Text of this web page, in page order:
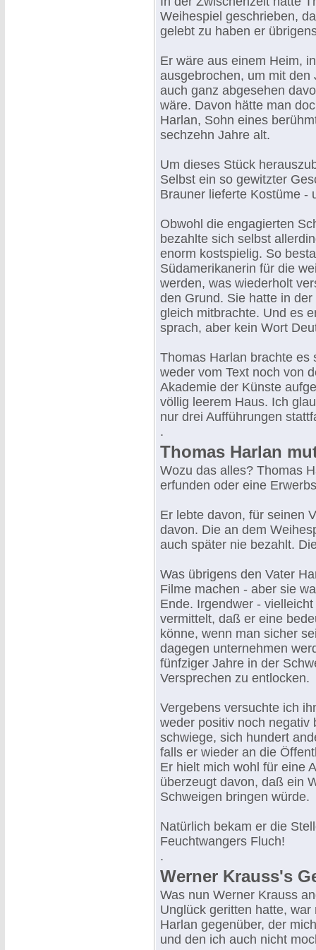
Weihespiel geschrieben,
gelebt zu haben er
Er wäre aus einem Heim,
ausgebrochen, um mit den
auch ganz abgesehen
wäre. Davon hätte man
Harlan, Sohn eines
sechzehn Jahre alt.
Um dieses Stück
Selbst ein so gewitzter
Brauner lieferte Kostüme -
Obwohl die engagierten
bezahlte sich selbst
enorm kostspielig. So
Südamerikanerin für die
werden, was wiederholt
den Grund. Sie hatte in
gleich mitbrachte. Und es
sprach, aber kein Wort
Thomas Harlan brachte es
weder vom Text noch von
Akademie der Künste
völlig leerem Haus. Ich
nur drei Aufführungen
.
Thomas Harlan
Wozu das alles? Thomas
erfunden oder eine
Er lebte davon, für seinen
davon. Die an dem
auch später nie bezahlt.
Was übrigens den Vater
Filme machen - aber sie
Ende. Irgendwer -
vermittelt, daß er eine
könne, wenn man sicher
dagegen unternehmen
fünfziger Jahre in der
Versprechen zu entlocken.
Vergebens versuchte ich
weder positiv noch negativ
schwiege, sich hundert
falls er wieder an die
Er hielt mich wohl für eine
überzeugt davon, daß ein
Schweigen bringen würde.
Natürlich bekam er die
Feuchtwangers Fluch!
.
Werner Krauss's
Was nun Werner Krauss
Unglück geritten hatte,
Harlan gegenüber, der
und den ich auch nicht